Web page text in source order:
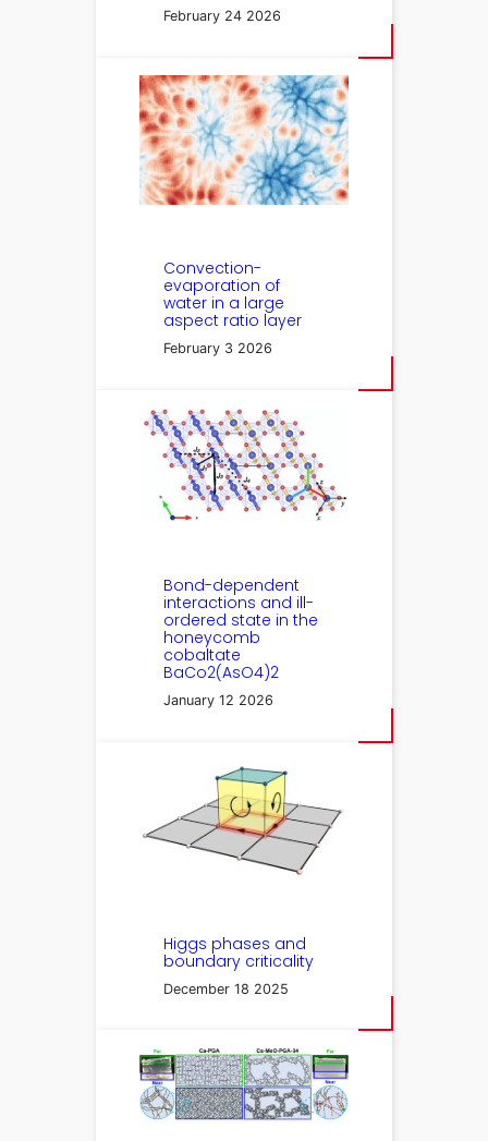
February 24 2026
Convection-
evaporation of
water in a large
aspect ratio layer
February 3 2026
Bond-dependent
interactions and ill-
ordered state in the
honeycomb
cobaltate
BaCo2(AsO4)2
January 12 2026
Higgs phases and
boundary criticality
December 18 2025